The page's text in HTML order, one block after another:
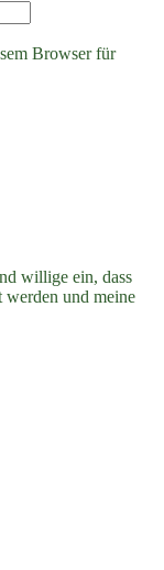
Browser für
willige ein, dass
werden und meine